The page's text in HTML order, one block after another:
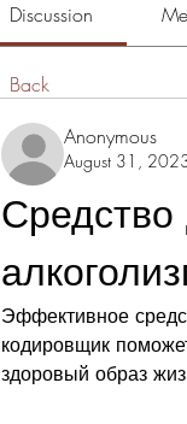
Discussion
Back
Anonymous
August 31,
Средство
Эффективное
кодировщик
здоровый образ